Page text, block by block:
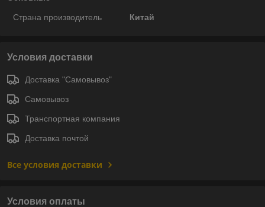
Страна производитель Китай
Условия доставки
Доставка "Самовывоз"
Самовывоз
Транспортная компания
Доставка почтой
Все условия доставки
Условия оплаты